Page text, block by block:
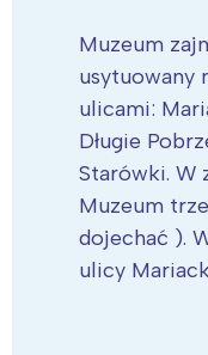
Muzeum
usytuowany
ulicami:
Długie
Starówki. W
Muzeum
dojechać ).
ulicy